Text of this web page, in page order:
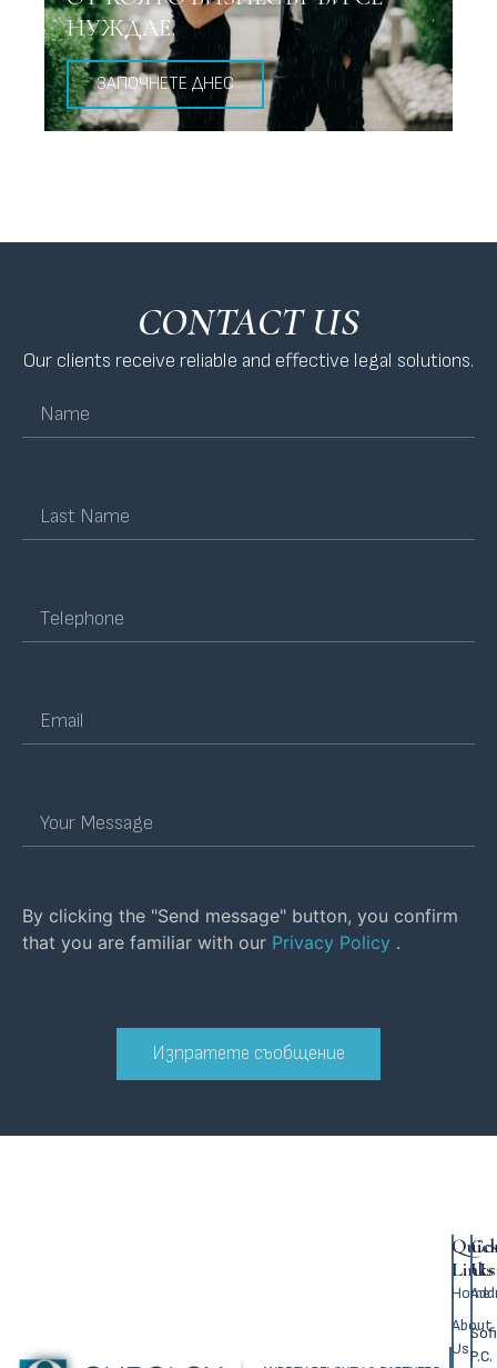
НУЖДАЕ.
ЗАПОЧНЕТЕ ДНЕС
CONTACT US
Our clients receive reliable and effective legal solutions.
By clicking the "Send message" button, you confirm
that you are familiar with our Privacy Policy .
Изпратете съобщение
Links
Home
About
Us
Us
P.C.